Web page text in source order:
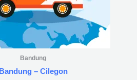
Bandung
Bandung – Cilegon